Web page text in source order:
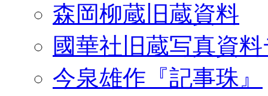
森岡柳蔵旧蔵資料
國華社旧蔵写真資
今泉雄作『記事珠』